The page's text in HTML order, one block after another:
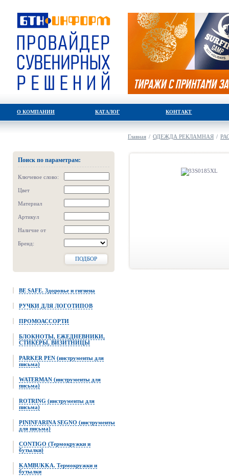
О КОМПАНИИ КАТАЛОГ КОНТАКТ
Поиск по параметрам:
Ключевое слово:
Цвет
Материал
Артикул
Наличие от
Бренд:
ПОДБОР
BE SAFE. Здоровье и гигиена
РУЧКИ ДЛЯ ЛОГОТИПОВ
ПРОМОАССОРТИ
БЛОКНОТЫ, ЕЖЕДНЕВНИКИ,
СТИКЕРЫ, ВИЗИТНИЦЫ
PARKER PEN (инструменты для
письма)
WATERMAN (инструменты для
письма)
ROTRING (инструменты для
письма)
PININFARINA SEGNO (инструменты
для письма)
CONTIGO (Термокружки и
бутылки)
KAMBUKKA. Термокружки и
бутылки
Главная / ОДЕЖДА РЕКЛАМНАЯ /